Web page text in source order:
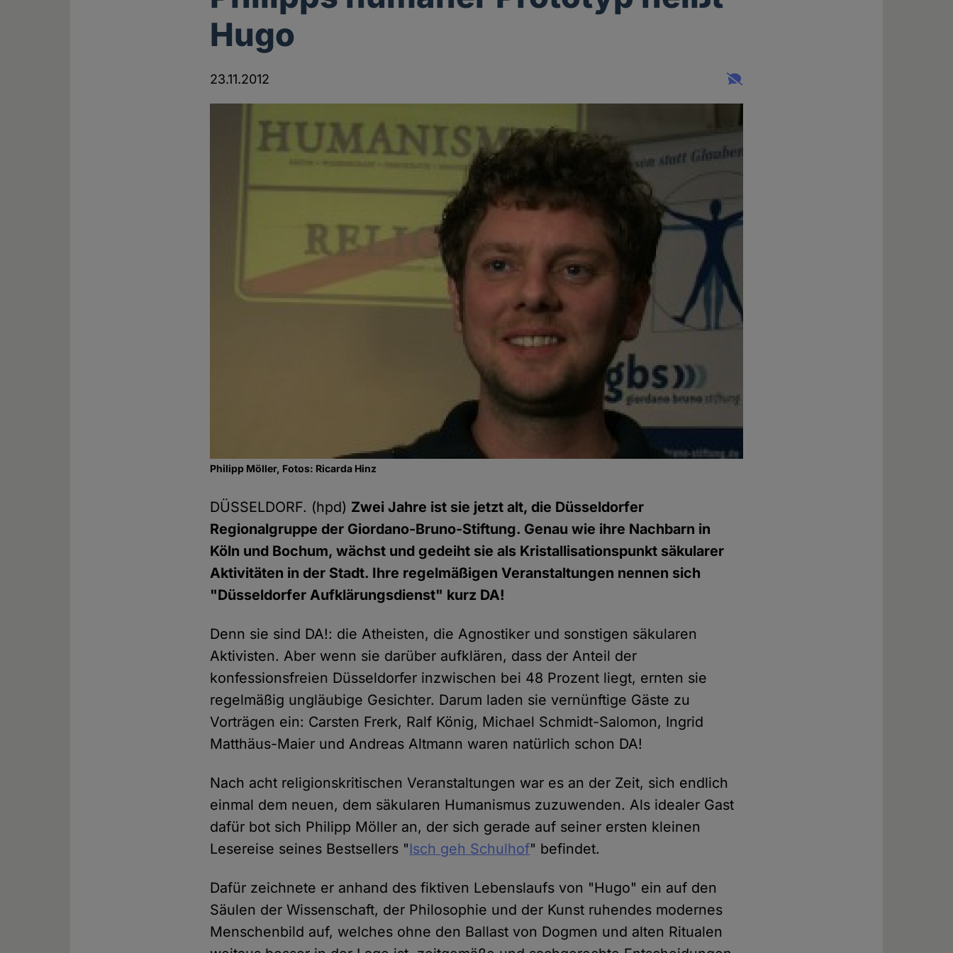
Hugo
23.11.2012
Philipp Möller, Fotos: Ricarda Hinz
DÜSSELDORF. (hpd) Zwei Jahre ist sie jetzt alt, die Düsseldorfer
Regionalgruppe der Giordano-Bruno-Stiftung. Genau wie ihre Nachbarn in
Köln und Bochum, wächst und gedeiht sie als Kristallisationspunkt säkularer
Aktivitäten in der Stadt. Ihre regelmäßigen Veranstaltungen nennen sich
"Düsseldorfer Aufklärungsdienst" kurz DA!
Denn sie sind DA!: die Atheisten, die Agnostiker und sonstigen säkularen
Aktivisten. Aber wenn sie darüber aufklären, dass der Anteil der
konfessionsfreien Düsseldorfer inzwischen bei 48 Prozent liegt, ernten sie
regelmäßig ungläubige Gesichter. Darum laden sie vernünftige Gäste zu
Vorträgen ein: Carsten Frerk, Ralf König, Michael Schmidt-Salomon, Ingrid
Matthäus-Maier und Andreas Altmann waren natürlich schon DA!
Nach acht religionskritischen Veranstaltungen war es an der Zeit, sich endlich
einmal dem neuen, dem säkularen Humanismus zuzuwenden. Als idealer Gast
dafür bot sich Philipp Möller an, der sich gerade auf seiner ersten kleinen
Lesereise seines Bestsellers "Isch geh Schulhof" befindet.
Dafür zeichnete er anhand des fiktiven Lebenslaufs von "Hugo" ein auf den
Säulen der Wissenschaft, der Philosophie und der Kunst ruhendes modernes
Menschenbild auf, welches ohne den Ballast von Dogmen und alten Ritualen